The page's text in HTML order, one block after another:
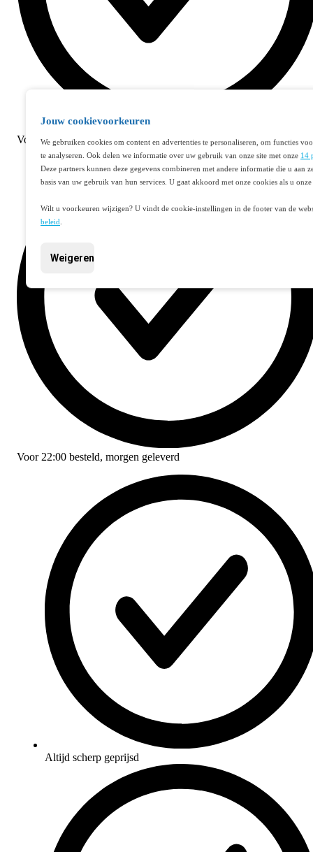
Jouw cookievoorkeuren
We gebruiken cookies om content en advertenties te personaliseren, om functies
te analyseren. Ook delen we informatie over uw gebruik van onze site met onze 14
Deze partners kunnen deze gegevens combineren met andere informatie die u aan
basis van uw gebruik van hun services. U gaat akkoord met onze cookies als u
Wilt u voorkeuren wijzigen? U vindt de cookie-instellingen in de footer van de
beleid
Weigeren
Voor22:00besteld,morgen geleverd
Voor 22:00 besteld, morgen geleverd
Altijd scherp geprijsd